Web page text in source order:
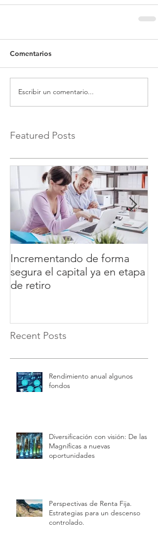
Comentarios
Escribir un comentario...
Featured Posts
Incrementando de forma
segura el capital ya en etapa
de retiro
Recent Posts
Rendimiento anual algunos
fondos
Diversificación con visión: De las 7
Magníficas a nuevas
oportunidades
Perspectivas de Renta Fija.
Estrategias para un descenso
controlado.